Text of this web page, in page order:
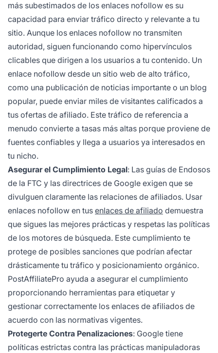
más subestimados de los enlaces nofollow es su
capacidad para enviar tráfico directo y relevante a tu
sitio. Aunque los enlaces nofollow no transmiten
autoridad, siguen funcionando como hipervínculos
clicables que dirigen a los usuarios a tu contenido. Un
enlace nofollow desde un sitio web de alto tráfico,
como una publicación de noticias importante o un blog
popular, puede enviar miles de visitantes calificados a
tus ofertas de afiliado. Este tráfico de referencia a
menudo convierte a tasas más altas porque proviene de
fuentes confiables y llega a usuarios ya interesados en
tu nicho.
Asegurar el Cumplimiento Legal: Las guías de Endosos
de la FTC y las directrices de Google exigen que se
divulguen claramente las relaciones de afiliados. Usar
enlaces nofollow en tus enlaces de afiliado demuestra
que sigues las mejores prácticas y respetas las políticas
de los motores de búsqueda. Este cumplimiento te
protege de posibles sanciones que podrían afectar
drásticamente tu tráfico y posicionamiento orgánico.
PostAffiliatePro ayuda a asegurar el cumplimiento
proporcionando herramientas para etiquetar y
gestionar correctamente los enlaces de afiliados de
acuerdo con las normativas vigentes.
Protegerte Contra Penalizaciones: Google tiene
políticas estrictas contra las prácticas manipuladoras